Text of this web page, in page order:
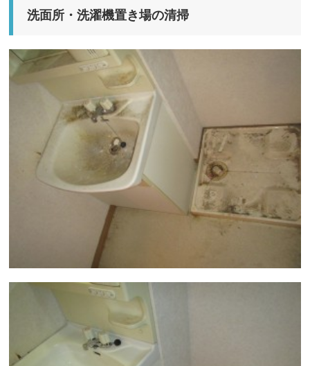
洗面所・洗濯機置き場の清掃